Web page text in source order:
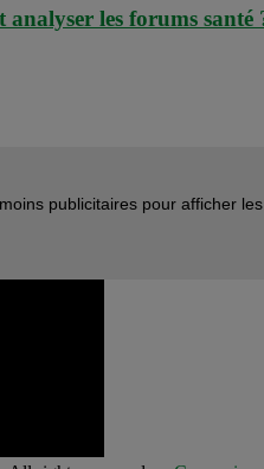
les forums
publicitaires pour afficher